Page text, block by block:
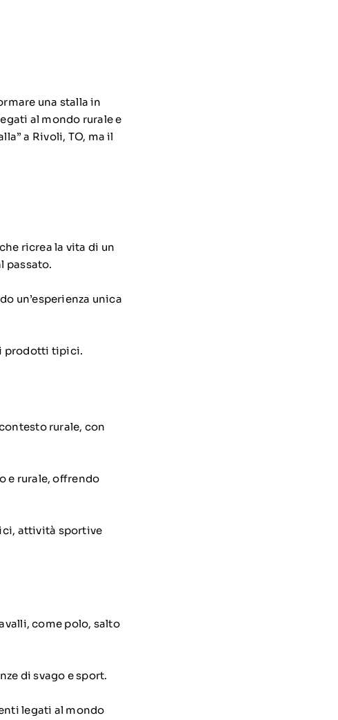
una stalla in
al mondo rurale e
a Rivoli, TO, ma il
ricrea la vita di un
passato.
un’esperienza unica
prodotti tipici.
rurale, con
e rurale, offrendo
attività sportive
come polo, salto
di svago e sport.
legati al mondo